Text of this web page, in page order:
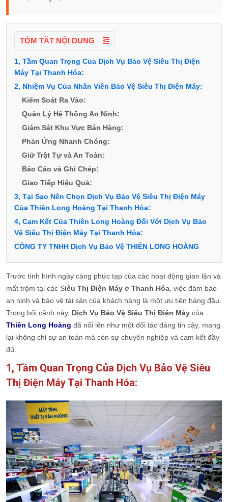
TÓM TẮT NỘI DUNG
1, Tầm Quan Trọng Của Dịch Vụ Bảo Vệ Siêu Thị Điện
Máy Tại Thanh Hóa:
2, Nhiệm Vụ Của Nhân Viên Bảo Vệ Siêu Thị Điện Máy:
Kiểm Soát Ra Vào:
Quản Lý Hệ Thống An Ninh:
Giám Sát Khu Vực Bán Hàng:
Phản Ứng Nhanh Chóng:
Giữ Trật Tự và An Toàn:
Báo Cáo và Ghi Chép:
Giao Tiếp Hiệu Quả:
3, Tại Sao Nên Chọn Dịch Vụ Bảo Vệ Siêu Thị Điện Máy
Của Thiên Long Hoàng Tại Thanh Hóa:
4, Cam Kết Của Thiên Long Hoàng Đối Với Dịch Vụ Bảo
Vệ Siêu Thị Điện Máy Tại Thanh Hóa:
CÔNG TY TNHH Dịch Vụ Bảo Vệ THIÊN LONG HOÀNG
Trước tình hình ngày càng phức tạp của các hoạt động gian lận và
mất trộm tại các Siêu Thị Điện Máy ở Thanh Hóa , việc đảm bảo
an ninh và bảo vệ tài sản của khách hàng là một ưu tiên hàng đầu.
Trong bối cảnh này, Dịch Vụ Bảo Vệ Siêu Thị Điện Máy của
Thiên Long Hoàng đã nổi lên như một đối tác đáng tin cậy, mang
lại không chỉ sự an toàn mà còn sự chuyên nghiệp và cam kết đầy
đủ.
1, Tầm Quan Trọng Của Dịch Vụ Bảo Vệ Siêu
Thị Điện Máy Tại Thanh Hóa: